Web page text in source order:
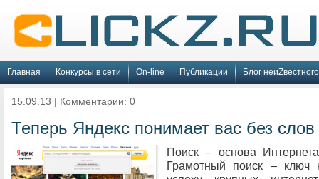
Главная Конкурсы в сети On-line Публикации Блог
15.09.13 | Комментарии: 0
Теперь Яндекс понимает вас без слов
Поиск – основа
Грамотный поиск – ключ